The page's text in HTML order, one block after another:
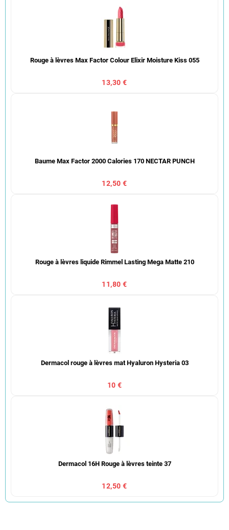
Rouge à lèvres Max Factor Colour Elixir Moisture Kiss 055
13,30 €
Baume Max Factor 2000 Calories 170 NECTAR PUNCH
12,50 €
Rouge à lèvres liquide Rimmel Lasting Mega Matte 210
11,80 €
Dermacol rouge à lèvres mat Hyaluron Hysteria 03
10 €
Dermacol 16H Rouge à lèvres teinte 37
12,50 €